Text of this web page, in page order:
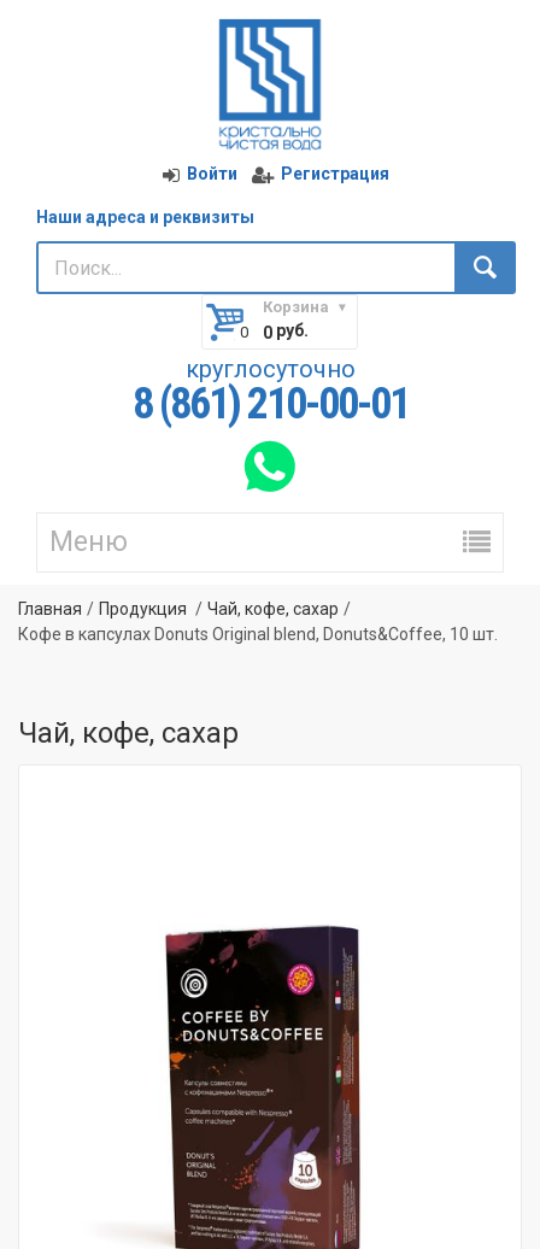
Войти Регистрация
Наши адреса и реквизиты
Корзина
0руб.
круглосуточно
8 (861) 210-00-01
Главная Продукция
Чай, кофе, сахар
Кофе в капсулах Donuts Original blend, Donuts&Coffee, 10 шт.
Чай, кофе, сахар